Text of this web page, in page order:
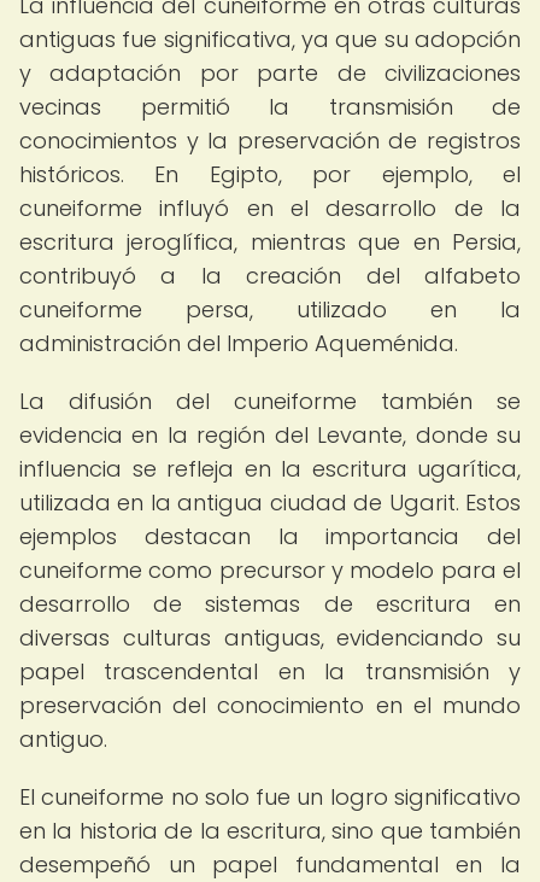
antiguas fue significativa, ya que su adopción
y adaptación por parte de civilizaciones
vecinas permitió la transmisión de
conocimientos y la preservación de registros
históricos. En Egipto, por ejemplo, el
cuneiforme influyó en el desarrollo de la
escritura jeroglífica, mientras que en Persia,
contribuyó a la creación del alfabeto
cuneiforme persa, utilizado en la
administración del Imperio Aqueménida.
La difusión del cuneiforme también se
evidencia en la región del Levante, donde su
influencia se refleja en la escritura ugarítica,
utilizada en la antigua ciudad de Ugarit. Estos
ejemplos destacan la importancia del
cuneiforme como precursor y modelo para el
desarrollo de sistemas de escritura en
diversas culturas antiguas, evidenciando su
papel trascendental en la transmisión y
preservación del conocimiento en el mundo
antiguo.
El cuneiforme no solo fue un logro significativo
en la historia de la escritura, sino que también
desempeñó un papel fundamental en la